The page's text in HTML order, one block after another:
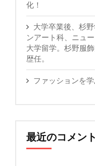
化！
大学卒業後、杉
ンアート科、ニュ
大学留学。杉野服
歴任。
ファッションを
最近のコメント